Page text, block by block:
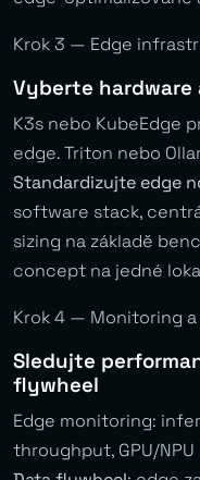
Krok 3 — Edge
Vyberte hardware
K3s nebo KubeEdge
edge. Triton nebo
Standardizujte edge
software stack,
sizing na základě
concept na jedné
Krok 4 — Monitoring
Sledujte
flywheel
Edge monitoring:
throughput, GPU/